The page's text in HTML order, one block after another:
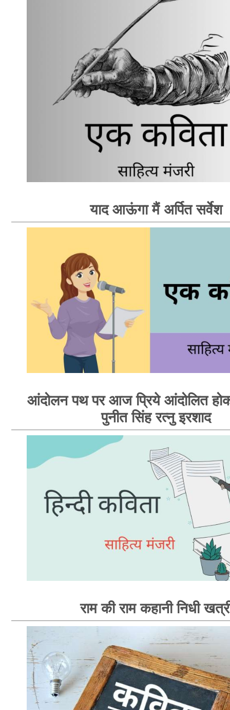
याद आऊंगा मैं अर्पित सर्वेश
आंदोलन पथ पर आज प्रिये आंदोलित
पुनीत सिंह रत्नु इरशाद
राम की राम कहानी निधी